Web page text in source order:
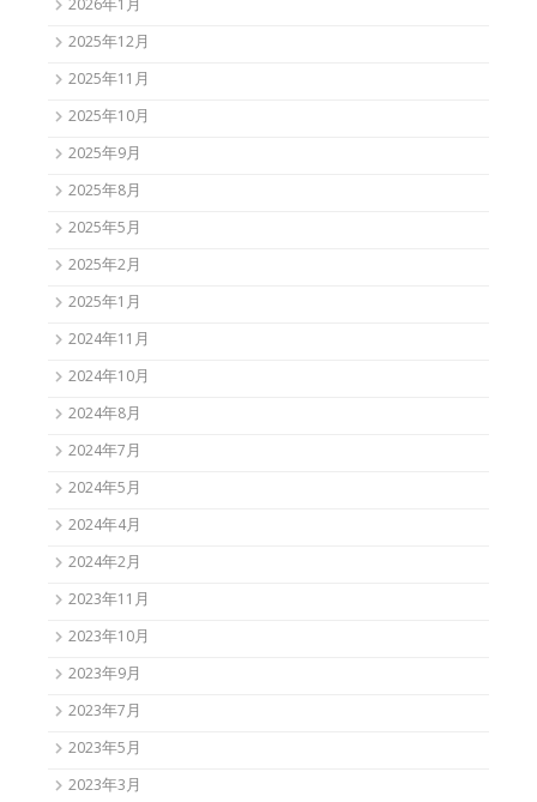
2026年1月
2025年12月
2025年11月
2025年10月
2025年9月
2025年8月
2025年5月
2025年2月
2025年1月
2024年11月
2024年10月
2024年8月
2024年7月
2024年5月
2024年4月
2024年2月
2023年11月
2023年10月
2023年9月
2023年7月
2023年5月
2023年3月